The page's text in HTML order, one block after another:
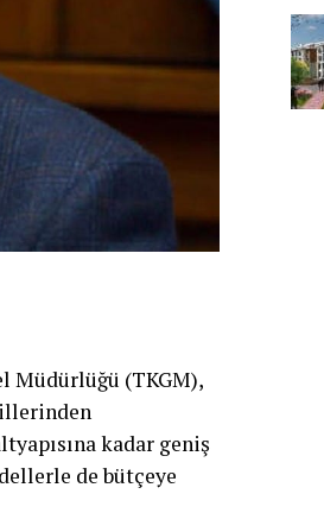
Müdürlüğü (TKGM),
kadar geniş
de bütçeye